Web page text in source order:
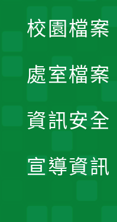
校園檔案
處室檔案
資訊安全
宣導資訊